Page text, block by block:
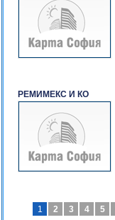
РЕМИМЕКС И КО
1 2 3 4 5